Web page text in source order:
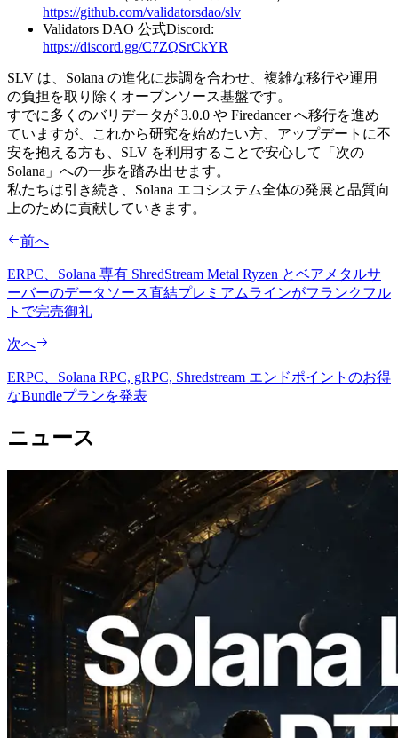
https://github.com/validatorsdao/slv
Validators DAO 公式Discord:
https://discord.gg/C7ZQSrCkYR
SLV は、Solana の進化に歩調を合わせ、複雑な移行や運用
の負担を取り除くオープンソース基盤です。
すでに多くのバリデータが 3.0.0 や Firedancer へ移行を進め
ていますが、これから研究を始めたい方、アップデートに不
安を抱える方も、SLV を利用することで安心して「次の
Solana」への一歩を踏み出せます。
私たちは引き続き、Solana エコシステム全体の発展と品質向
上のために貢献していきます。
前へ
ERPC、Solana 専有 ShredStream Metal Ryzen とベアメタルサ
ーバーのデータソース直結プレミアムラインがフランクフル
トで完売御礼
次へ
ERPC、Solana RPC, gRPC, Shredstream エンドポイントのお得
なBundleプランを発表
ニュース
2026.08.05
ERPC、Solana Leader Slot APIを世界7